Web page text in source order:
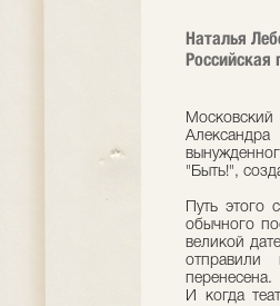
Наталья
Российская
"Быть!",
Путь этого
обычного
великой
отправили
перенесена.
И когда